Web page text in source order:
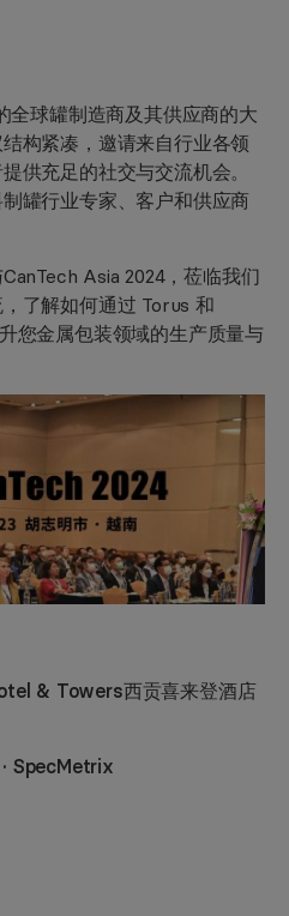
全球罐制造商及其供应商的大
构紧凑，邀请来自行业各领
供充足的社交与交流机会。
罐行业专家、客户和供应商
Asia 2024，莅临我们
了解如何通过 Torus 和
您金属包装领域的生产质量与
& Towers西贡喜来登酒店
SpecMetrix